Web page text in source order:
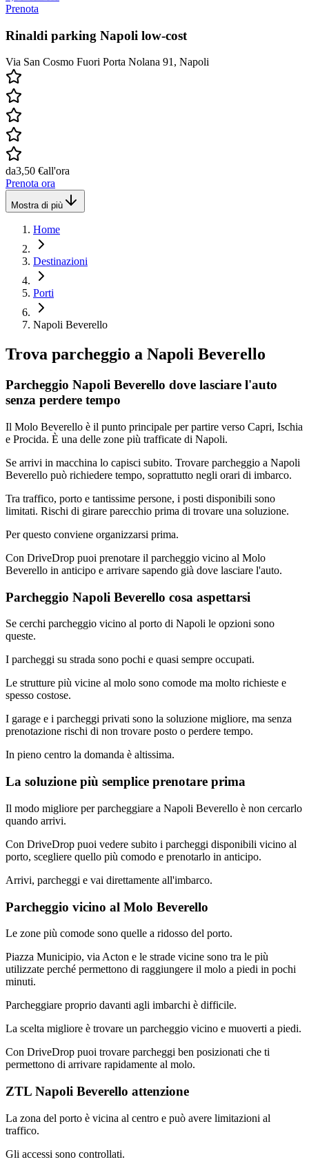
Prenota
Rinaldi parking Napoli low-cost
Via San Cosmo Fuori Porta Nolana 91, Napoli
da3,50 €all'ora
Prenota ora
Mostra di più
Home
Destinazioni
Porti
Napoli Beverello
Trova parcheggio a Napoli Beverello
Parcheggio Napoli Beverello dove lasciare l'auto
senza perdere tempo
Il Molo Beverello è il punto principale per partire verso Capri, Ischia
e Procida. È una delle zone più trafficate di Napoli.
Se arrivi in macchina lo capisci subito. Trovare parcheggio a Napoli
Beverello può richiedere tempo, soprattutto negli orari di imbarco.
Tra traffico, porto e tantissime persone, i posti disponibili sono
limitati. Rischi di girare parecchio prima di trovare una soluzione.
Per questo conviene organizzarsi prima.
Con DriveDrop puoi prenotare il parcheggio vicino al Molo
Beverello in anticipo e arrivare sapendo già dove lasciare l'auto.
Parcheggio Napoli Beverello cosa aspettarsi
Se cerchi parcheggio vicino al porto di Napoli le opzioni sono
queste.
I parcheggi su strada sono pochi e quasi sempre occupati.
Le strutture più vicine al molo sono comode ma molto richieste e
spesso costose.
I garage e i parcheggi privati sono la soluzione migliore, ma senza
prenotazione rischi di non trovare posto o perdere tempo.
In pieno centro la domanda è altissima.
La soluzione più semplice prenotare prima
Il modo migliore per parcheggiare a Napoli Beverello è non cercarlo
quando arrivi.
Con DriveDrop puoi vedere subito i parcheggi disponibili vicino al
porto, scegliere quello più comodo e prenotarlo in anticipo.
Arrivi, parcheggi e vai direttamente all'imbarco.
Parcheggio vicino al Molo Beverello
Le zone più comode sono quelle a ridosso del porto.
Piazza Municipio, via Acton e le strade vicine sono tra le più
utilizzate perché permettono di raggiungere il molo a piedi in pochi
minuti.
Parcheggiare proprio davanti agli imbarchi è difficile.
La scelta migliore è trovare un parcheggio vicino e muoverti a piedi.
Con DriveDrop puoi trovare parcheggi ben posizionati che ti
permettono di arrivare rapidamente al molo.
ZTL Napoli Beverello attenzione
La zona del porto è vicina al centro e può avere limitazioni al
traffico.
Gli accessi sono controllati.